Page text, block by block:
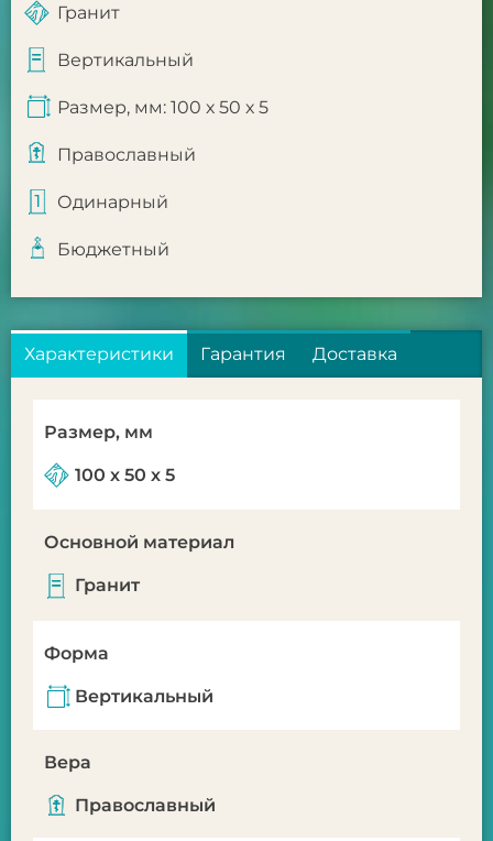
Гранит
Вертикальный
Размер, мм: 100 х 50 х 5
Православный
Одинарный
Бюджетный
Характеристики Гарантия Доставка
Размер, мм
100 х 50 х 5
Основной материал
Гранит
Форма
Вертикальный
Вера
Православный